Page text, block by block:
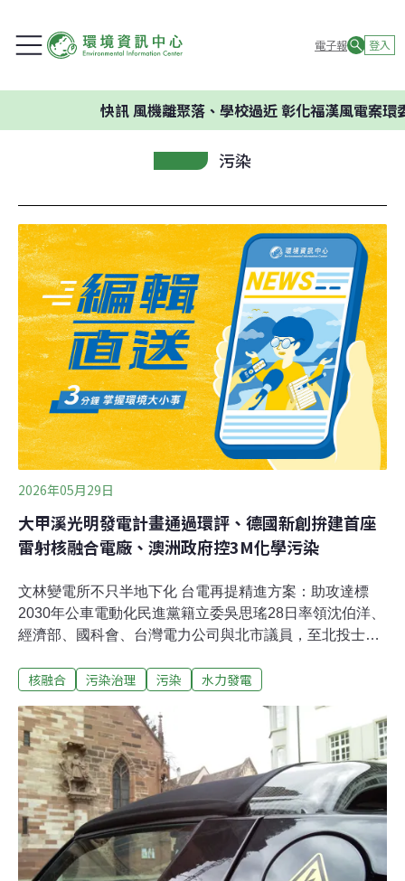
電子報 登入
風機離聚落、學校過近 彰化福漢風電案環委建議
污染
2026年05月29日
大甲溪光明發電計畫通過環評、德國新創拚建首座
雷射核融合電廠、澳洲政府控3M化學污染
文林變電所不只半地下化 台電再提精進方案：助攻達標
2030年公車電動化民進黨籍立委吳思瑤28日率領沈伯洋、
經濟部、國科會、台灣電力公司與北市議員，至北投士林
先向不知轄區要蓋變電所的洲美里長陳照梅致歉，並說文
台電輸變電工程處北區施工處副處長林健民簡報指出，
「變壓器地下型」折衷方案，開挖深度無須同地下型要到
地下5層，僅需地下1層設置變壓器，開關設備室等則在地
面，但因得施作連續壁，工期仍要6至7年。另提出「雙站
合一、建設共構」的精進作法，配合2030年市區公車全面
電動化政策，同時滿足停放的170輛充電需求。（自由時
報報導）
核融合 污染治理 污染 水力發電